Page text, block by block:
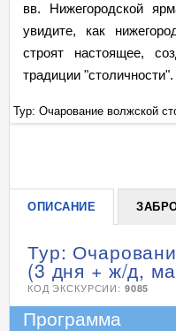
вв. Нижегородской
увидите, как
строят настоящее,
традиции "столичности".
Тур: Очарование волжской
ОПИСАНИЕ
Тур:
(3 дня + ж/д,
КОД ЭКСКУРСИИ: 9085
Программа